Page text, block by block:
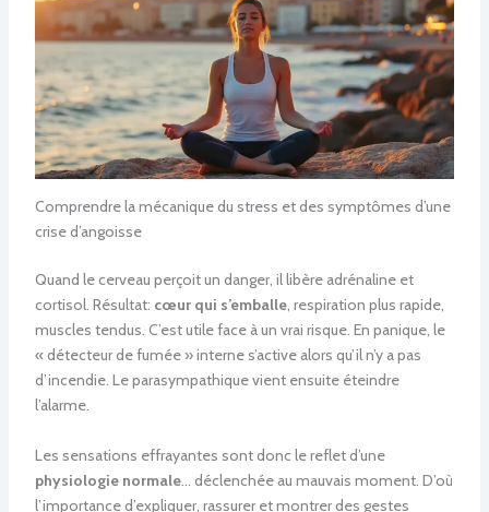
Comprendre la mécanique du stress et des symptômes d’une
crise d’angoisse
Quand le cerveau perçoit un danger, il libère adrénaline et
cortisol. Résultat: cœur qui s’emballe, respiration plus rapide,
muscles tendus. C’est utile face à un vrai risque. En panique, le
« détecteur de fumée » interne s’active alors qu’il n’y a pas
d’incendie. Le parasympathique vient ensuite éteindre
l’alarme.
Les sensations effrayantes sont donc le reflet d’une
physiologie normale… déclenchée au mauvais moment. D’où
l’importance d’expliquer, rassurer et montrer des gestes